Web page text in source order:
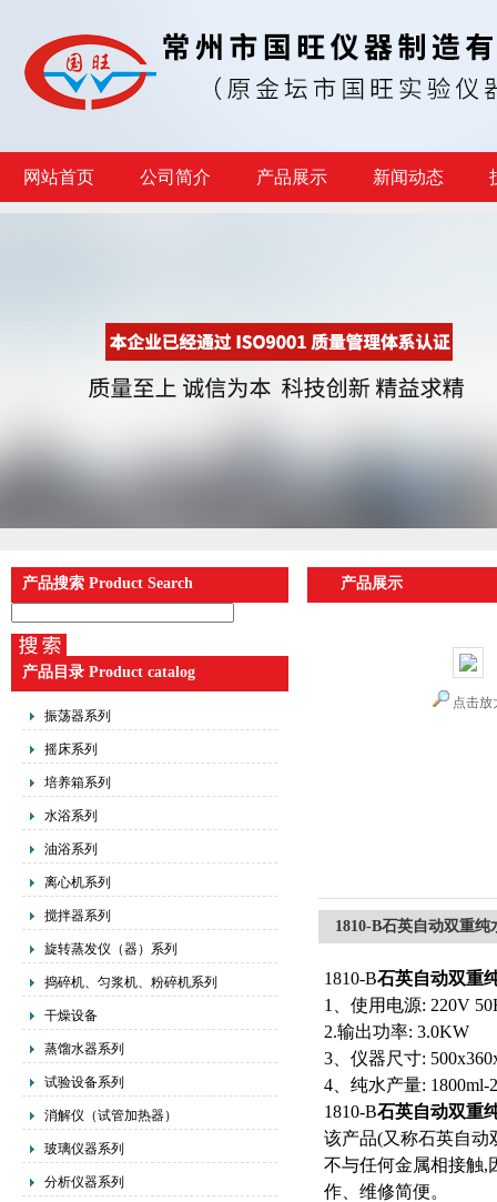
网站首页 公司简介 产品展示 新闻动态
产品搜索 Product Search
产品目录 Product catalog
振荡器系列
摇床系列
培养箱系列
水浴系列
油浴系列
离心机系列
搅拌器系列
旋转蒸发仪（器）系列
捣碎机、匀浆机、粉碎机系列
干燥设备
蒸馏水器系列
试验设备系列
消解仪（试管加热器）
玻璃仪器系列
分析仪器系列
产品展示
点击放
1810-B石英自动双重纯
1810-B石英自动双重
1、使用电源: 220V
2.输出功率: 3.0KW
3、仪器尺寸:
4、纯水产量: 1800ml-
1810-B石英自动双重
该产品(又称石英自动
不与任何金属相接触,
作、维修简便。